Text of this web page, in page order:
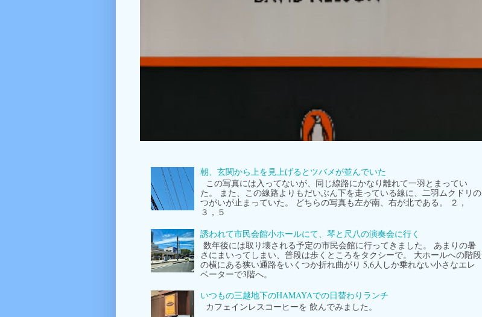
朝、玄関から上を見上げるとツバメが並んでいた
この写真には入ってないが、同じ線路にかなり離れて一羽とまってい
た。 また、この線路よりもだいぶん下を走っている線に、二羽ムクドリの
つがいが止まっていた。 どちらの写真も左が南、右が北である。 ２，
３，５
誘われて市民会館小ホールにて、琴と尺八の演奏会に行く
数年後には取り壊される予定の市民会館に行ってきました。 あまりの暑
さにまいってしまい、普段は歩くところをタクシーで。 大ホールへの階段
の横にある狭い通路をいくつか折れ曲がり 5,6人しか乗れない小さなエレ
ベーターで3階へ。
いつもの三越地下のHAMAYAでの日替わりランチ
カフェインレスコーヒーを 飲んでみました。